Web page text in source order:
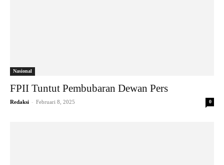
Nasional
FPII Tuntut Pembubaran Dewan Pers
Redaksi - Februari 8, 2025 0